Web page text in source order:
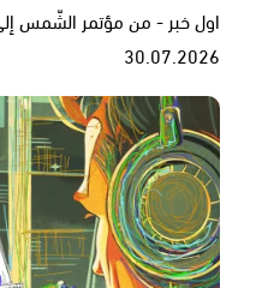
اول خبر - من مؤتمر الشّمس
30.07.2026